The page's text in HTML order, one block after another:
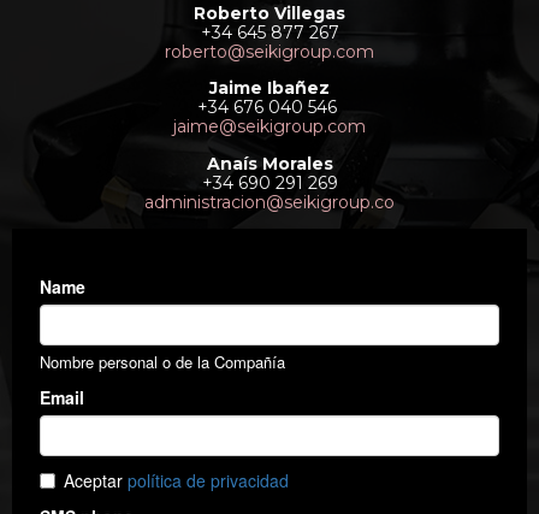
Roberto Villegas
+34 645 877 267
roberto@seikigroup.com
Jaime Ibañez
+34 676 040 546
jaime@seikigroup.com
Anaís Morales
+34 690 291 269
administracion@seikigroup.co